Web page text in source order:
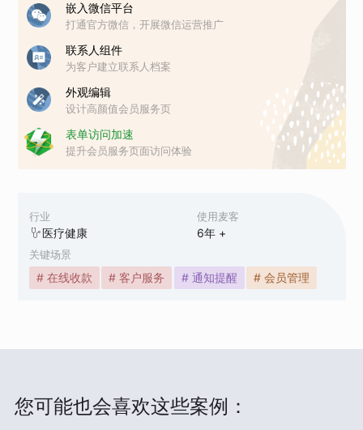
行业
医疗健康
使用麦客
6年 +
关键场景
# 在线收款 # 客户服务 # 通知提醒 # 会员管理
嵌入微信平台
打通官方微信，开展微信运营推广
联系人组件
为客户建立联系人档案
外观编辑
设计高颜值会员服务页
表单访问加速
提升会员服务页面访问体验
您可能也会喜欢这些案例：